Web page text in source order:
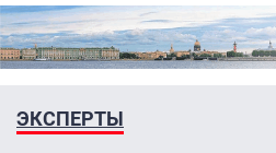
ЭКСПЕРТЫ